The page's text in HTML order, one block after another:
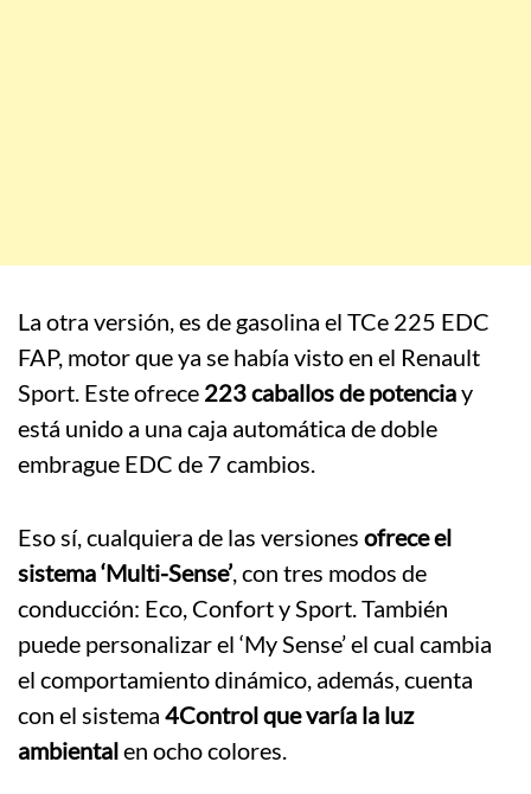
La otra versión, es de gasolina el TCe 225 EDC
FAP, motor que ya se había visto en el Renault
Sport. Este ofrece 223 caballos de potenciay
está unido a una caja automática de doble
embrague EDC de 7 cambios.
Eso sí, cualquiera de las versiones ofrece el
sistema ‘Multi-Sense’, con tres modos de
conducción: Eco, Confort y Sport. También
puede personalizar el ‘My Sense’ el cual cambia
el comportamiento dinámico, además, cuenta
con el sistema 4Control que varía la luz
ambientalen ocho colores.